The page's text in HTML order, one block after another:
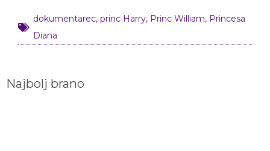
dokumentarec, princ Harry, Princ William, Princesa
Diana
Najbolj brano